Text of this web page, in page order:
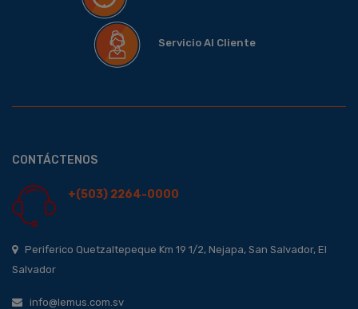
Servicio Al Cliente
CONTÁCTENOS
+(503) 2264-0000
Periferico Quetzaltepeque Km 19 1/2, Nejapa, San Salvador, El
Salvador
info@lemus.com.sv